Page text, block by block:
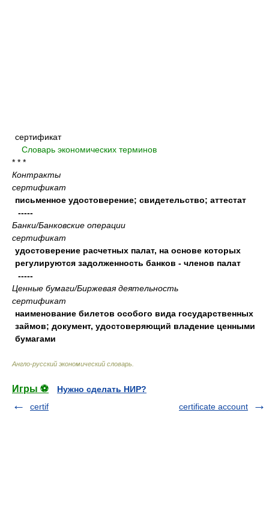
сертификат
Словарь экономических терминов
* * *
Контракты
сертификат
письменное удостоверение; свидетельство; аттестат
-----
Банки/Банковские операции
сертификат
удостоверение расчетных палат, на основе которых
регулируются задолженность банков - членов палат
-----
Ценные бумаги/Биржевая деятельность
сертификат
наименование билетов особого вида государственных
займов; документ, удостоверяющий владение ценными
бумагами
Англо-русский экономический словарь
Игры ⚽
Нужно сделать НИР?
certif
certificate account